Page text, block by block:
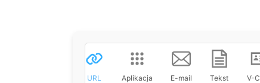
URL Aplikacja E-mail Tekst V-